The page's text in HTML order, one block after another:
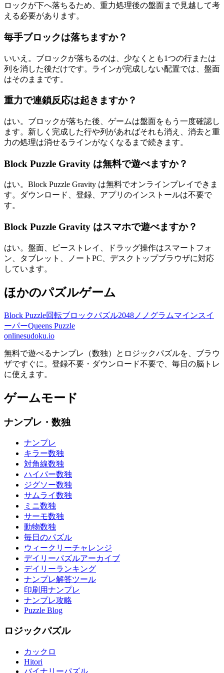
ロックが下へ落ちるため、重力処理後の盤面まで見越して考
える必要があります。
毎手ブロックは落ちますか？
いいえ。ブロックが落ちるのは、少なくとも1つの行または
列を消した後だけです。ラインが完成しない配置では、盤面
はそのままです。
重力で連鎖反応は起きますか？
はい。ブロックが落ちた後、ゲームは盤面をもう一度確認し
ます。新しく完成した行や列があればそれも消え、消去と重
力の処理は消せるラインがなくなるまで続きます。
Block Puzzle Gravity は無料で遊べますか？
はい。Block Puzzle Gravity は無料でオンラインプレイできま
す。ダウンロード、登録、アプリのインストールは不要で
す。
Block Puzzle Gravity はスマホで遊べますか？
はい。盤面、ピーストレイ、ドラッグ操作はスマートフォ
ン、タブレット、ノートPC、デスクトップブラウザに対応
しています。
ほかのパズルゲーム
Block Puzzle回転ブロックパズル2048 ノノグラムマインスイ
ーパーQueens Puzzle
onlinesudoku.io
無料で遊べるナンプレ（数独）とロジックパズルを、ブラウ
ザですぐに。登録不要・ダウンロード不要で、毎日の脳トレ
に使えます。
ゲームモード
ナンプレ・数独
ナンプレ
キラー数独
対角線数独
ハイパー数独
ジグソー数独
サムライ数独
ミニ数独
サーモ数独
動物数独
毎日のパズル
ウィークリーチャレンジ
デイリーパズルアーカイブ
デイリーランキング
ナンプレ解答ツール
印刷用ナンプレ
ナンプレ攻略
Puzzle Blog
ロジックパズル
カックロ
Hitori
バイナリーパズル